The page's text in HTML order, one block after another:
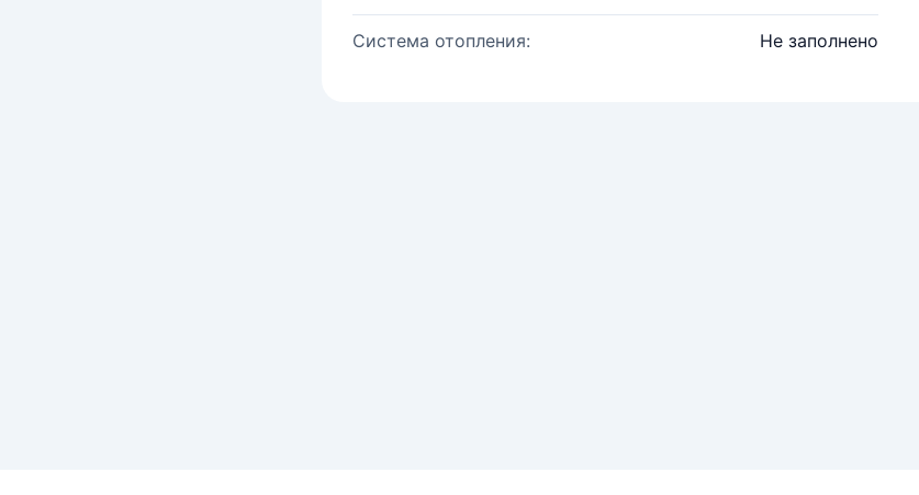
Система отопления: Не заполнено